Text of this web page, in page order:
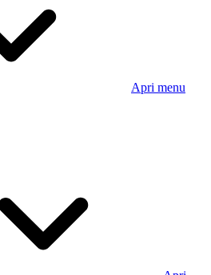
Apri menu